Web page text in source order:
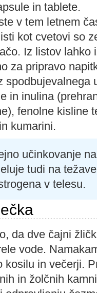
in tablete.
v tem letnem
kot cvetovi so
Iz listov lahko
za pripravo
spodbujevalnega
in inulina
fenolne kisline
kumarini.
učinkovanje
tudi na
v telesu.
da dve čajni
vode.
kosilu in večerji.
in žolčnih